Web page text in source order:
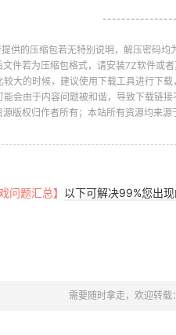
提供的压缩包若无特别说明，解压密码
文件若为压缩包格式，请安装7Z软件或
较大的时候，建议使用下载工具进行下
能会由于内容问题被和谐，导致下载链
源版权归作者所有；本站所有资源均来
问题汇总】 以下可解决99%您出
需要随时拿走，欢迎转载：